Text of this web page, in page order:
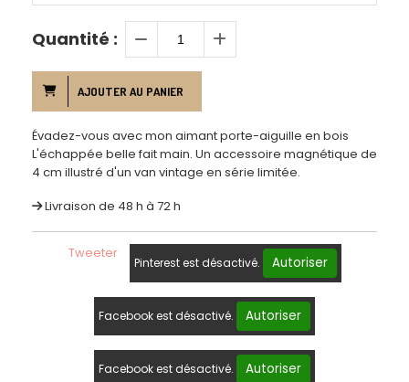
Quantité :
AJOUTER AU PANIER
Évadez-vous avec mon aimant porte-aiguille en bois
L'échappée belle fait main. Un accessoire magnétique de
4 cm illustré d'un van vintage en série limitée.
Livraison de 48 h à 72 h
Tweeter
Pinterest est désactivé. Autoriser
Facebook est désactivé. Autoriser
Facebook est désactivé. Autoriser